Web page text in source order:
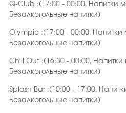
Q-Club :(17:00 - 00:00, Напитки
Безалкогольные напитки)
Olympic :(17:00 - 00:00, Напитки
Безалкогольные напитки)
Chill Out :(16:30 - 00:00, Напитки
Безалкогольные напитки)
Splash Bar :(10:00 - 17:00,
Безалкогольные напитки)